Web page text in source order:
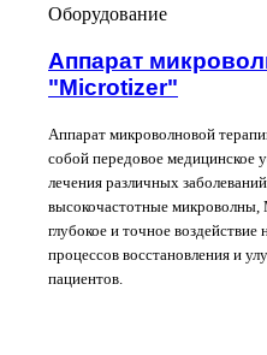
Оборудование
Аппарат
"Microtizer"
Аппарат микроволновой
собой передовое медицинское
лечения различных
высокочастотные микроволны,
глубокое и точное
процессов восстановления и
пациентов.